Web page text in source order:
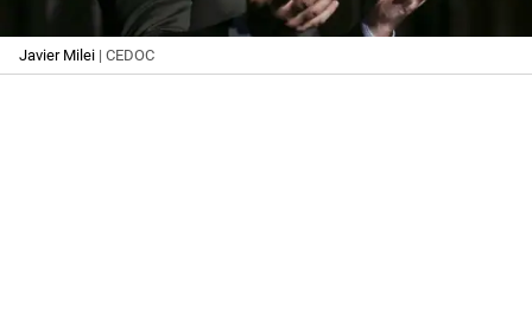
Javier Milei | CEDOC